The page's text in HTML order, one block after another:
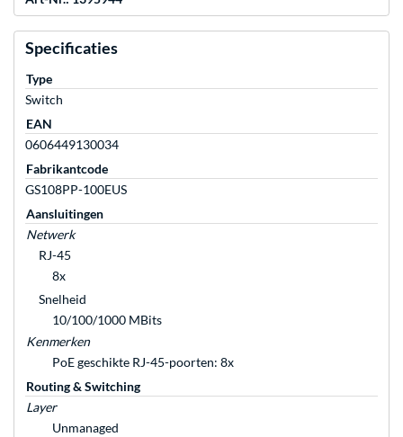
Specificaties
Type
Switch
EAN
0606449130034
Fabrikantcode
GS108PP-100EUS
Aansluitingen
Netwerk
RJ-45
8x
Snelheid
10/100/1000 MBits
Kenmerken
PoE geschikte RJ-45-poorten: 8x
Routing & Switching
Layer
Unmanaged